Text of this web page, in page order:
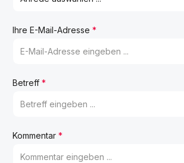
Ihre E-Mail-Adresse *
Betreff *
Kommentar *